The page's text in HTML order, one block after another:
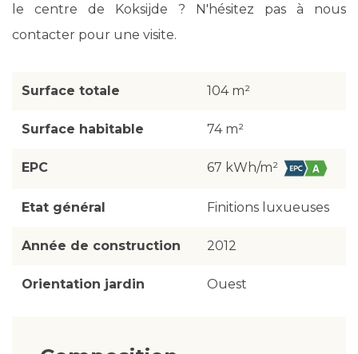
le centre de Koksijde ? N'hésitez pas à nous
contacter pour une visite.
Surface totale 104 m²
Surface habitable 74 m²
EPC 67 kWh/m²
Etat général Finitions luxueuses
Année de construction 2012
Orientation jardin Ouest